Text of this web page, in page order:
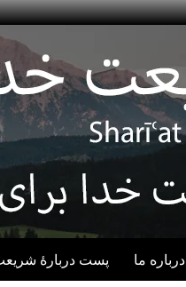
درباره ما پست دربارهٔ